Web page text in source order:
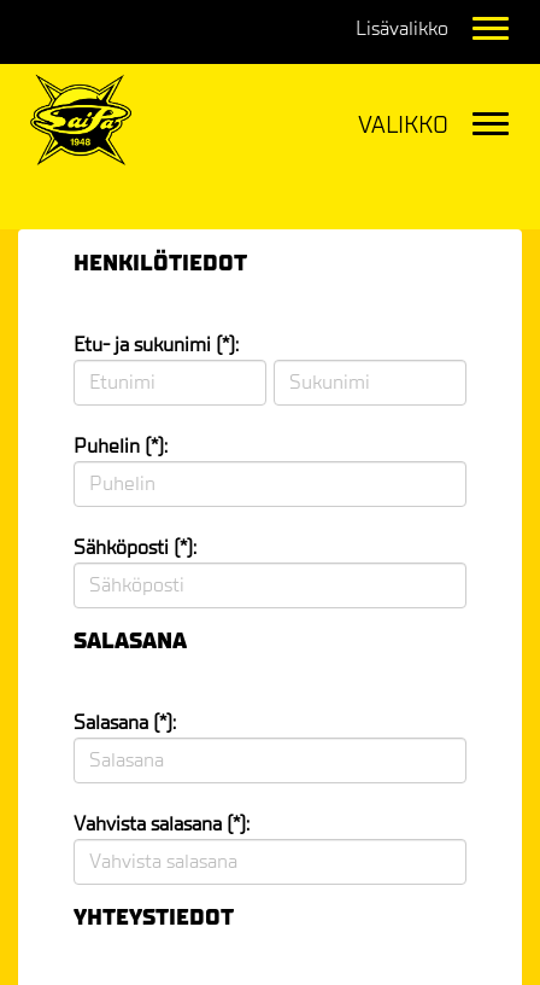
HENKILÖTIEDOT
Etu- ja sukunimi (*):
Puhelin (*):
Sähköposti (*):
SALASANA
Salasana (*):
Vahvista salasana (*):
YHTEYSTIEDOT